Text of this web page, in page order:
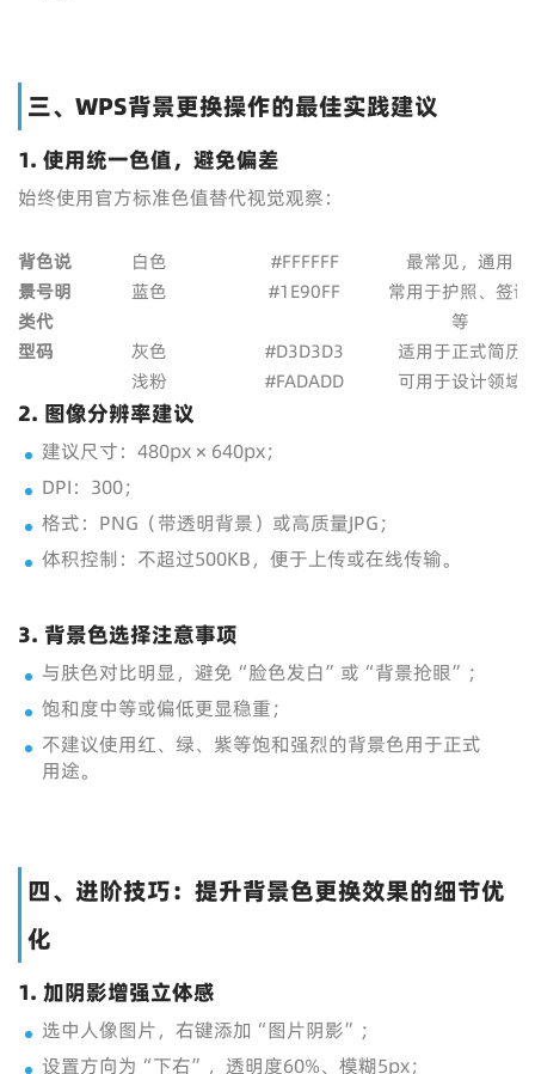
三、WPS背景更换操作的最佳实践建议
1. 使用统一色值，避免偏差
始终使用官方标准色值替代视觉观察：
背
景
类
型
色
号
代
码
说
明
白色 #FFFFFF
最常见，通用
蓝色
#1E90FF
常用于护照、签证
等
灰色
#D3D3D3
适用于正式简历
浅粉
#FADADD 可用于设计领域
2. 图像分辨率建议
建议尺寸：480px × 640px；
DPI：300；
格式：PNG（带透明背景）或高质量JPG；
体积控制：不超过500KB，便于上传或在线传输。
3. 背景色选择注意事项
与肤色对比明显，避免“脸色发白”或“背景抢眼”；
饱和度中等或偏低更显稳重；
不建议使用红、绿、紫等饱和强烈的背景色用于正式
用途。
四、进阶技巧：提升背景色更换效果的细节优
化
1. 加阴影增强立体感
选中人像图片，右键添加“图片阴影”；
设置方向为“下右”，透明度60%、模糊5px；